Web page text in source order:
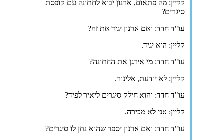
קליין: מה פתאום, ארנון יבוא לחתונה עם קופסת
סיגרים?
עו"ד חדד: ואם ארנון יגיד את זה?
קליין: הוא יגיד.
עו"ד חדד: מי אירגן את החתונה?
קליין: לא יודעת, אלינור.
עו"ד חדד: והוא חילק סיגרים ליאיר לפיד?
קליין: אני לא מכירה.
עו"ד חדד: ואם ארנון יספר שהוא נתן לו סיגרים?